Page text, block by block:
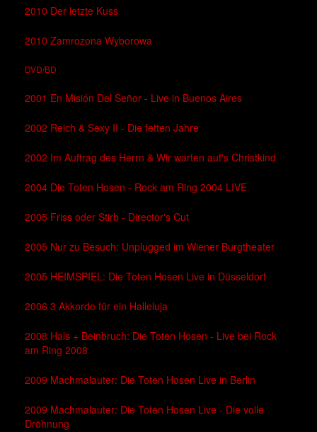
2010 Der letzte Kuss
2010 Zamrozona Wyborowa
DVD/BD
2001 En Misión Del Señor - Live in Buenos Aires
2002 Reich & Sexy II - Die fetten Jahre
2002 Im Auftrag des Herrn & Wir warten auf's Christkind
2004 Die Toten Hosen - Rock am Ring 2004 LIVE
2005 Friss oder Stirb - Director's Cut
2005 Nur zu Besuch: Unplugged im Wiener Burgtheater
2005 HEIMSPIEL: Die Toten Hosen Live in Düsseldorf
2006 3 Akkorde für ein Halleluja
2008 Hals + Beinbruch: Die Toten Hosen - Live bei Rock
am Ring 2008
2009 Machmalauter: Die Toten Hosen Live in Berlin
2009 Machmalauter: Die Toten Hosen Live - Die volle
Dröhnung